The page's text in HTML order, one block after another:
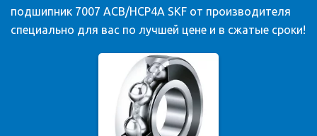
подшипник 7007 ACB/HCP4A SKF от производителя
специально для вас по лучшей цене и в сжатые сроки!